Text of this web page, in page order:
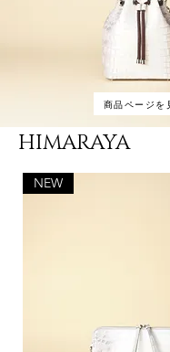
商品ページを
HIMARAYA
NEW